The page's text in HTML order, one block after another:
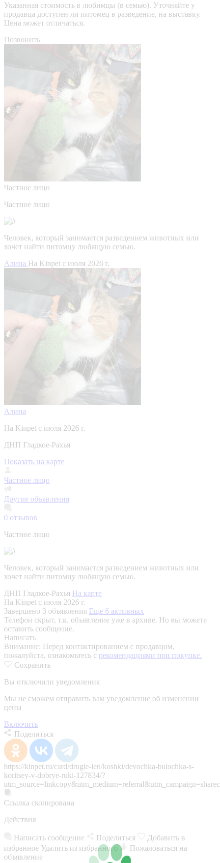
Указанная стоимость в любимцы (в семью). Уточняйте у
продавца доступен ли питомец в разведение, на выставку.
Цена может отличаться.
Позвонить
Частное лицо
Частное лицо
Человек, который занимается разведением животных или
хочет найти питомцу любящую семью.
Алина На Kinpet c июля 2026 г.
Алина
На Kinpet c июля 2026 г.
ДНП Гладкое-Рахья
Показать на карте
Частное лицо
Другие объявления
0 отзывов
Частное лицо
Человек, который занимается разведением животных или
хочет найти питомцу любящую семью.
ДНП Гладкое-Рахья На карте
На Kinpet c июля 2026 г.
Завершено 3 объявления Еще 6 активных
Телефон скрыт, т.к. объявление уже в архиве. Но вы можете
оставить сообщение.
Написать
Внимание: Перед контактированием с продавцом,
пожалуйста, ознакомьтесь с рекомендациями при покупке.
Сохранить
Вы отключили уведомления
Мы не сможем отправить вам уведомление об изменении
цены
Включить
Поделиться
https://kinpet.ru/card/drugie-len/koshki/devochka-bulochka-s-
koritsey-v-dobrye-ruki-127834/?
Ссылка скопирована
Действия
Написать сообщение Поделиться
Добавить в
избранное Удалить из избранного
Пожаловаться на
объявление